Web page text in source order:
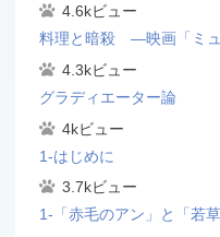
4.6kビュー
料理と暗殺 ―映画「ミ
4.3kビュー
グラディエーター論
4kビュー
1-はじめに
3.7kビュー
1-「赤毛のアン」と「若